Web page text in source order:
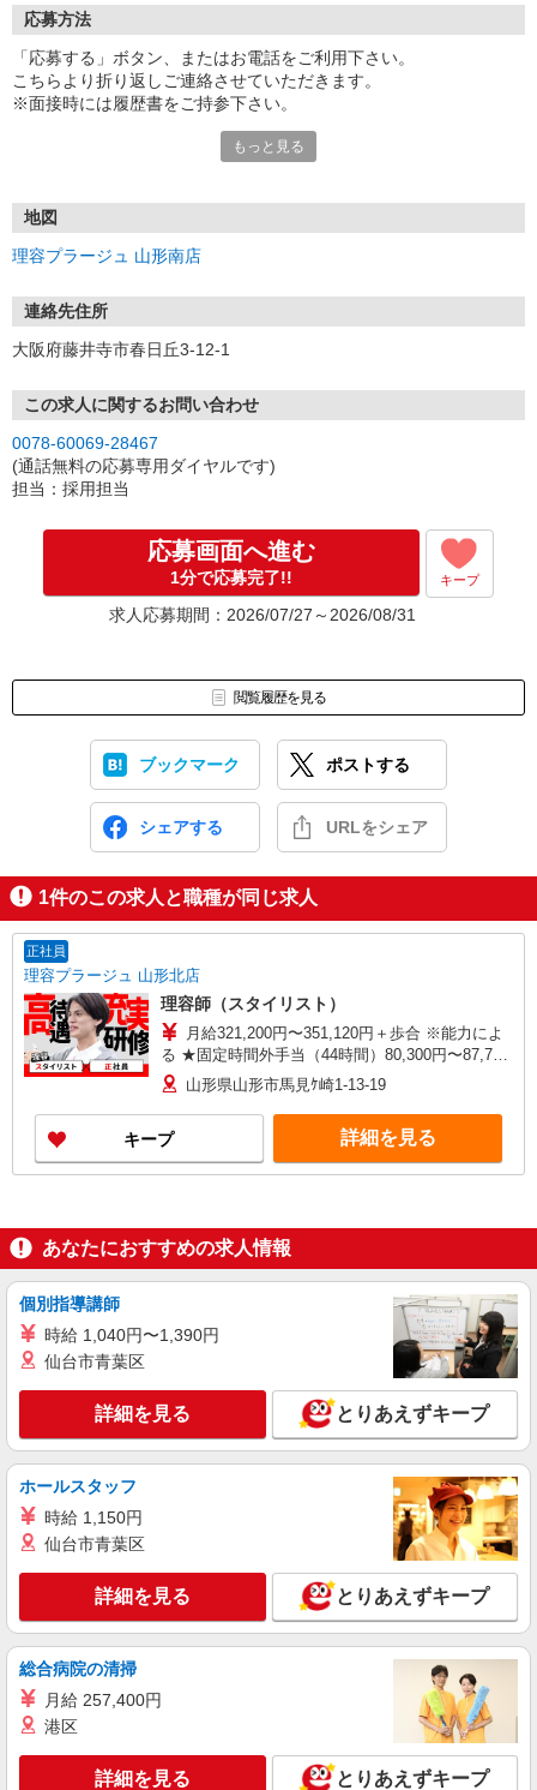
応募方法
「応募する」ボタン、またはお電話をご利用下さい。
こちらより折り返しご連絡させていただきます。
※面接時には履歴書をご持参下さい。
■電話受付／平日 9:00〜17:00（12/30〜1/3を除く）
もっと見る
地図
理容プラージュ 山形南店
連絡先住所
大阪府藤井寺市春日丘3-12-1
この求人に関するお問い合わせ
0078-60069-28467
(通話無料の応募専用ダイヤルです)
担当：採用担当
応募画面へ進む
1分で応募完了!! キープ
求人応募期間：2026/07/27～2026/08/31
閲覧履歴を見る
ブックマーク ポストする
シェアする URLをシェア
1件のこの求人と職種が同じ求人
正社員
理容プラージュ 山形北店
理容師（スタイリスト）
月給321,200円〜351,120円＋歩合 ※能力によ
る ★固定時間外手当（44時間）80,300円〜87,780
円（勤務地による）含む。超過分別途支給。 ※特
別条項付協定締結済 ★月給例 休日出勤含む25日
出社の場合 トップスタイリスト（20代 入社5年）
月給61.2万円/固定給321,200円＋歩合240,800円＋
その他手当50,000円 ・歩合0円〜382,000円（2025
填します。
山形県山形市馬見ｹ崎1-13-19
キープ 詳細を見る
あなたにおすすめの求人情報
個別指導講師
時給 1,040円〜1,390円
仙台市青葉区
詳細を見る とりあえずキープ
ホールスタッフ
時給 1,150円
仙台市青葉区
詳細を見る とりあえずキープ
総合病院の清掃
月給 257,400円
港区
詳細を見る とりあえずキープ